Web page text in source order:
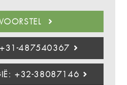
+31-487540367
+32-38087146